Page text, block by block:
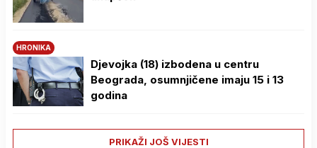
HRONIKA
Djevojka (18) izbodena u centru
Beograda, osumnjičene imaju 15 i 13
godina
PRIKAŽI JOŠ VIJESTI